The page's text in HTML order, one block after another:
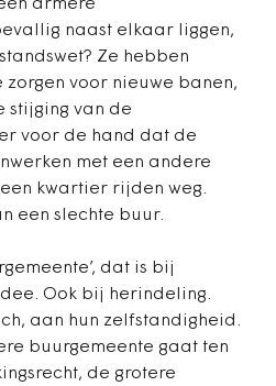
armere
naast elkaar liggen,
Ze hebben
voor nieuwe banen,
stijging van de
voor de hand dat de
met een andere
kwartier rijden weg.
een slechte buur.
dat is bij
Ook bij herindeling.
aan hun zelfstandigheid.
buurgemeente gaat ten
de grotere